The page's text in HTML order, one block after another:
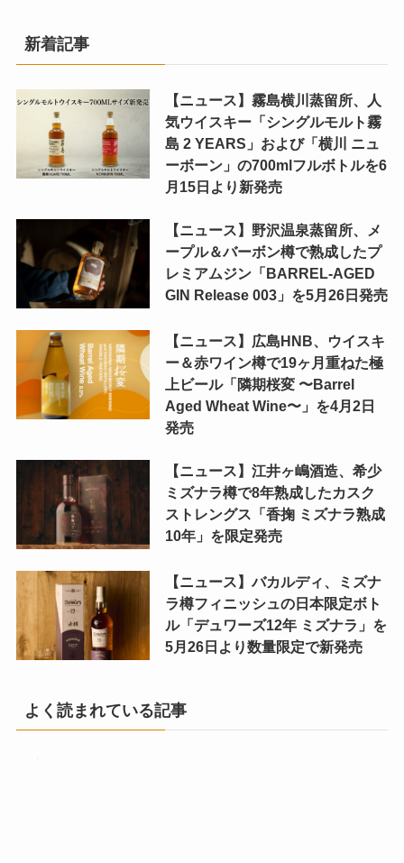
新着記事
【ニュース】霧島横川蒸留所、人
気ウイスキー「シングルモルト霧
島 2 YEARS」および「横川 ニュ
ーボーン」の700mlフルボトルを6
月15日より新発売
【ニュース】野沢温泉蒸留所、メ
ープル＆バーボン樽で熟成したプ
レミアムジン「BARREL-AGED
GIN Release 003」を5月26日発売
【ニュース】広島HNB、ウイスキ
ー＆赤ワイン樽で19ヶ月重ねた極
上ビール「隣期桜変 〜Barrel
Aged Wheat Wine〜」を4月2日
発売
【ニュース】江井ヶ嶋酒造、希少
ミズナラ樽で8年熟成したカスク
ストレングス「香掬 ミズナラ熟成
10年」を限定発売
【ニュース】バカルディ、ミズナ
ラ樽フィニッシュの日本限定ボト
ル「デュワーズ12年 ミズナラ」を
5月26日より数量限定で新発売
よく読まれている記事